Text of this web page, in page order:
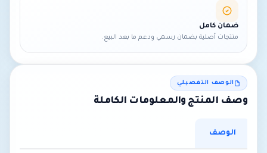
ضمان كامل
منتجات أصلية بضمان رسمي ودعم ما بعد البيع.
الوصف التفصيلي
وصف المنتج والمعلومات الكاملة
الوصف